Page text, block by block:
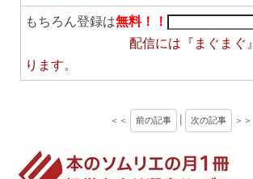
もちろん登録は無料！！
配信には 『まぐまぐ』
ります。
＜＜ 前の記事 次の記事 ＞＞